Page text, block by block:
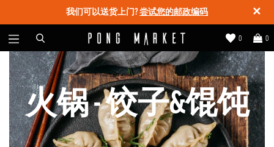
✕
我们可以送货上门?尝试您的邮政编码
0
0
火锅 - 饺子&馄饨